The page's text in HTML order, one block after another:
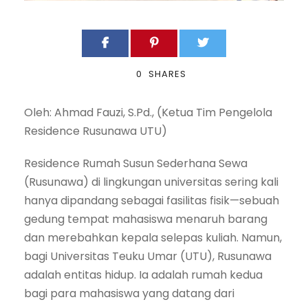
0 SHARES
Oleh: Ahmad Fauzi, S.Pd., (Ketua Tim Pengelola
Residence Rusunawa UTU)
Residence Rumah Susun Sederhana Sewa
(Rusunawa) di lingkungan universitas sering kali
hanya dipandang sebagai fasilitas fisik—sebuah
gedung tempat mahasiswa menaruh barang
dan merebahkan kepala selepas kuliah. Namun,
bagi Universitas Teuku Umar (UTU), Rusunawa
adalah entitas hidup. Ia adalah rumah kedua
bagi para mahasiswa yang datang dari